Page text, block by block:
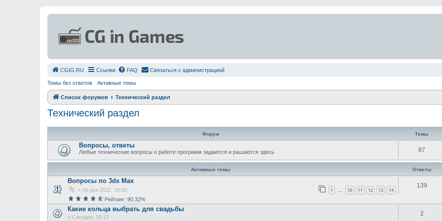
СGIG.RU Ссылки FAQ Связаться с администрацией
Темы без ответов Активные темы
Список форумов Технический раздел
Технический раздел
Форум Темы
Вопросы, ответы
Любыe технические вопросы о работе программ задаются и рашаются здесь 87
Активные темы Ответы
Вопросы по 3ds Max
» 06 дек 2011, 18:50 1 … 10 11 12 13 14
Рейтинг: 90.32%
139
Какие кольца выбрать для свадьбы
» Сегодня, 10:17
2